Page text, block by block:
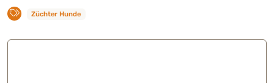
Züchter Hunde